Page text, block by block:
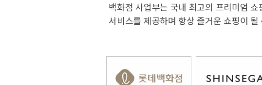
백화점 사업부는 국내 최고의 프리미엄
서비스를 제공하며 항상 즐거운 쇼핑이